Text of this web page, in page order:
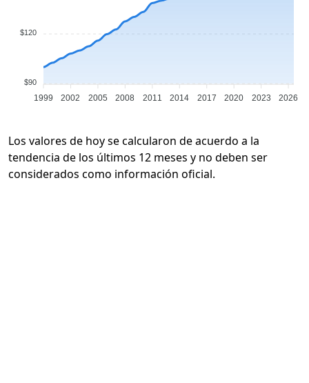
$120
$90
1999 2002 2005 2008 2011 2014 2017 2020 2023 2026
Los valores de hoy se calcularon de acuerdo a la
tendencia de los últimos 12 meses y no deben ser
considerados como información oficial.